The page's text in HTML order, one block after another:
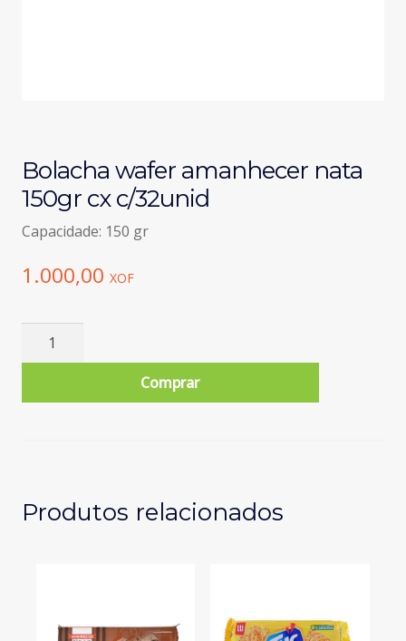
Bolacha wafer amanhecer nata
150gr cx c/32unid
Capacidade: 150 gr
1.000,00 XOF
Quantidade
wafer
c/32unid
Comprar
Produtos relacionados